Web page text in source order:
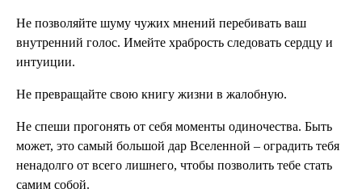
Не позволяйте шуму чужих мнений перебивать ваш
внутренний голос. Имейте храбрость следовать сердцу и
интуиции.
Не превращайте свою книгу жизни в жалобную.
Не спеши прогонять от себя моменты одиночества. Быть
может, это самый большой дар Вселенной – оградить тебя
ненадолго от всего лишнего, чтобы позволить тебе стать
самим собой.